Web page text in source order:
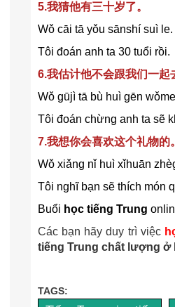
5.我猜他有三十岁了。
Wǒ cāi tā yǒu sānshí suì le.
Tôi đoán anh ta 30 tuổi rồi.
6.我估计他不会跟我们一起
Wǒ gūjì tā bù huì gēn
Tôi đoán chừng anh ta sẽ
7.我想你会喜欢这个礼物的。
Wǒ xiǎng nǐ huì xǐhuān
Tôi nghĩ bạn sẽ thích món
Buổi học tiếng Trung
Các bạn hãy duy trì việc
tiếng Trung chất lượng ở
TAGS: